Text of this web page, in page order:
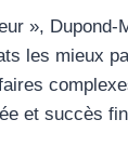
», Dupond-
les mieux
et succès